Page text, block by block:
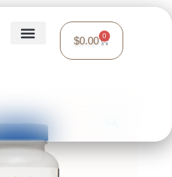
$0.00 0